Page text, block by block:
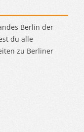
Berlin der
du alle
zu Berliner